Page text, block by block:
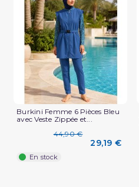
Burkini Femme 6 Pièces Bleu
avec Veste Zippée et...
44,90 €
29,19 €
En stock